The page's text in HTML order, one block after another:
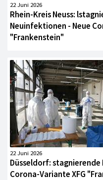
22 Juni 2026
Rhein-Kreis Neuss:
Neuinfektionen - Neue
"Frankenstein"
22 Juni 2026
Düsseldorf:
Corona-Variante XFG